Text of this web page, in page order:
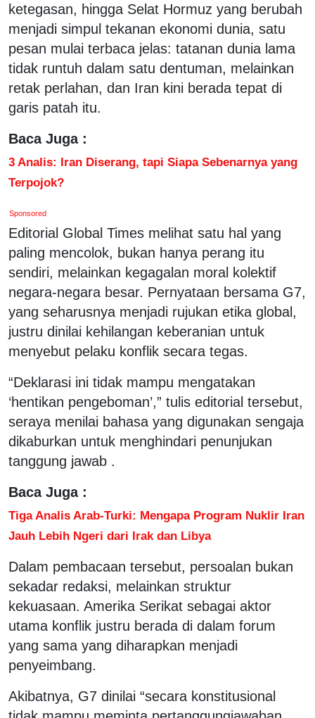
ketegasan, hingga Selat Hormuz yang berubah
menjadi simpul tekanan ekonomi dunia, satu
pesan mulai terbaca jelas: tatanan dunia lama
tidak runtuh dalam satu dentuman, melainkan
retak perlahan, dan Iran kini berada tepat di
garis patah itu.
Baca Juga :
3 Analis: Iran Diserang, tapi Siapa Sebenarnya yang
Terpojok?
Sponsored
Editorial Global Times melihat satu hal yang
paling mencolok, bukan hanya perang itu
sendiri, melainkan kegagalan moral kolektif
negara-negara besar. Pernyataan bersama G7,
yang seharusnya menjadi rujukan etika global,
justru dinilai kehilangan keberanian untuk
menyebut pelaku konflik secara tegas.
“Deklarasi ini tidak mampu mengatakan
‘hentikan pengeboman’,” tulis editorial tersebut,
seraya menilai bahasa yang digunakan sengaja
dikaburkan untuk menghindari penunjukan
tanggung jawab .
Baca Juga :
Tiga Analis Arab-Turki: Mengapa Program Nuklir Iran
Jauh Lebih Ngeri dari Irak dan Libya
Dalam pembacaan tersebut, persoalan bukan
sekadar redaksi, melainkan struktur
kekuasaan. Amerika Serikat sebagai aktor
utama konflik justru berada di dalam forum
yang sama yang diharapkan menjadi
penyeimbang.
Akibatnya, G7 dinilai “secara konstitusional